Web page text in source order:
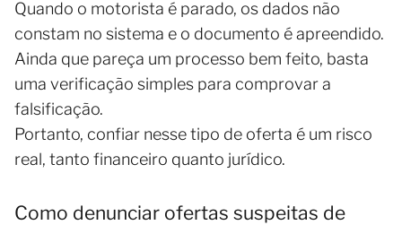
Quando o motorista é parado, os dados não
constam no sistema e o documento é apreendido.
Ainda que pareça um processo bem feito, basta
uma verificação simples para comprovar a
falsificação.
Portanto, confiar nesse tipo de oferta é um risco
real, tanto financeiro quanto jurídico.
Como denunciar ofertas suspeitas de